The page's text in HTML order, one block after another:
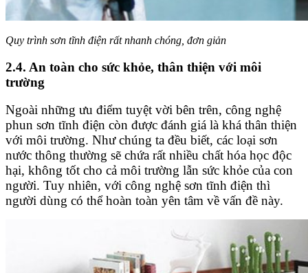
Quy trình sơn tĩnh điện rất nhanh chóng, đơn giản
2.4. An toàn cho sức khỏe, thân thiện với môi
trường
Ngoài những ưu điểm tuyệt vời bên trên, công nghệ
phun sơn tĩnh điện còn được đánh giá là khá thân thiện
với môi trường. Như chúng ta đều biết, các loại sơn
nước thông thường sẽ chứa rất nhiều chất hóa học độc
hại, không tốt cho cả môi trường lẫn sức khỏe của con
người. Tuy nhiên, với công nghệ sơn tĩnh điện thì
người dùng có thể hoàn toàn yên tâm về vấn đề này.